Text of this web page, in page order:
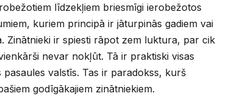
līdzekļiem briesmīgi ierobežotos
kuriem principā ir jāturpinās gadiem vai
Zinātnieki ir spiesti rāpot zem luktura, par cik
nevar nokļūt. Tā ir praktiski visas
valstīs. Tas ir paradokss, kurš
godīgākajiem zinātniekiem.